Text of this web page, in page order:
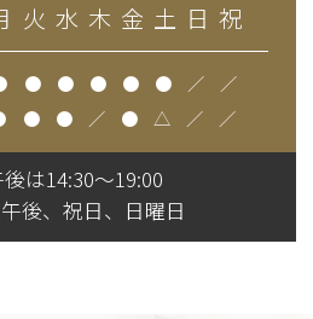
火 水 木 金 土 日 祝
● ● ● ● ● ／ ／
● ● ／ ● △ ／ ／
は14:30～19:00
後、祝日、日曜日